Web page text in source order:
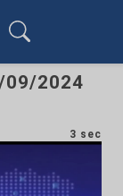
09/2024
3 sec